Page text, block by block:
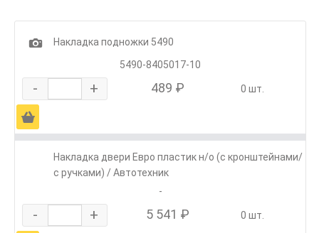
1
Накладка подножки 5490
5490-8405017-10
- + 489 ₽ 0 шт.
Ä
Накладка двери Евро пластик н/о (с кронштейнами/
с ручками) / Автотехник
-
- + 5 541 ₽ 0 шт.